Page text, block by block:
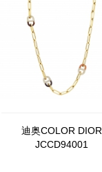
迪奥COLOR DIOR
JCCD94001